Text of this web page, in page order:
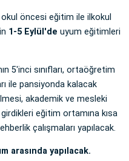
öncesi eğitim ile ilkokul
1-5 Eylül'de uyum eğitimleri
5'inci sınıfları, ortaöğretim
ile pansiyonda kalacak
akademik ve mesleki
eğitim ortamına kısa
çalışmaları yapılacak.
arasında yapılacak.